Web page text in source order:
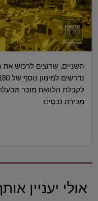
לקבלת הלוואת מוכר מבעלת
מכירת נכסים
אולי יעניין